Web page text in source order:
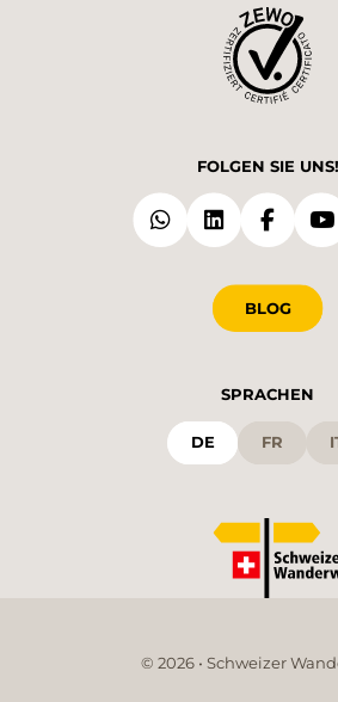
FOLGEN SIE UNS!
BLOG
SPRACHEN
DE FR
© 2026 • Schweizer